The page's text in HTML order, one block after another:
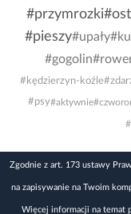
#przymrozki
#pieszy#upały
#gogolin
#kędzierzyn-koźle
#psy#aktywnie
Zgodnie z art. 173 ustawy
na zapisywanie na Twoim
Więcej informacji na temat